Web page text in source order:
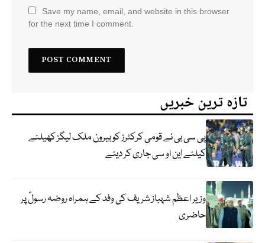
Save my name, email, and website in this browser
for the next time I comment.
تازہ ترین خبریں
پی سی بی نے قومی کرکٹرز کو بیرون ملک لیگز کھیلنے
کیلئے این او سی جاری کر دیئے
وزیر اعظم شہباز شریف کی وفد کے ہمراہ روضہ رسولؐ پر
حاضری